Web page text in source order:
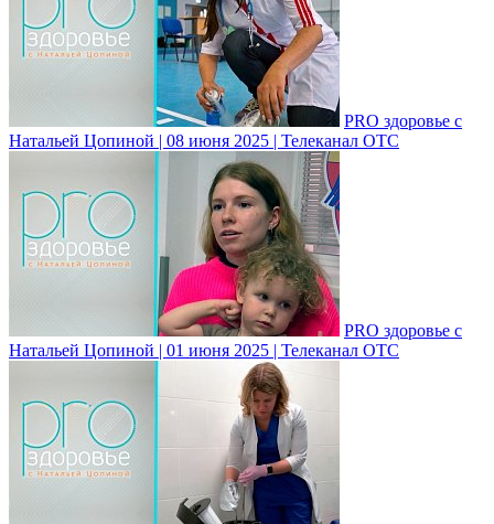
PRO здоровье с
Натальей Цопиной | 08 июня 2025 | Телеканал ОТС
PRO здоровье с
Натальей Цопиной | 01 июня 2025 | Телеканал ОТС